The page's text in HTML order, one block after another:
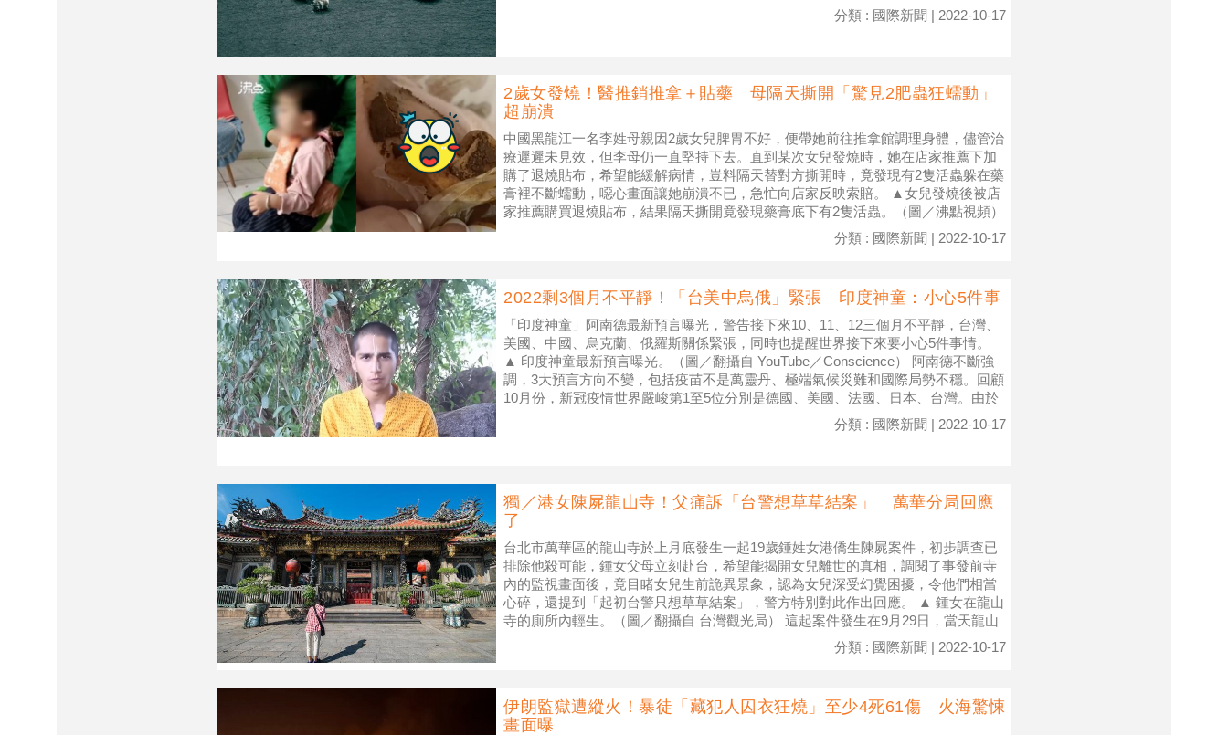
分類 : 國際新聞 | 2022-10-17
2歲女發燒！醫推銷推拿＋貼藥 母隔天撕開「驚見2肥蟲狂蠕動」
超崩潰
中國黑龍江一名李姓母親因2歲女兒脾胃不好，便帶她前往推拿館調理身體，儘管治
療遲遲未見效，但李母仍一直堅持下去。直到某次女兒發燒時，她在店家推薦下加
購了退燒貼布，希望能緩解病情，豈料隔天替對方撕開時，竟發現有2隻活蟲躲在藥
膏裡不斷蠕動，噁心畫面讓她崩潰不已，急忙向店家反映索賠。 ▲女兒發燒後被店
家推薦購買退燒貼布，結果隔天撕開竟發現藥膏底下有2隻活蟲。（圖／沸點視頻）
分類 : 國際新聞 | 2022-10-17
2022剩3個月不平靜！「台美中烏俄」緊張 印度神童：小心5件事
「印度神童」阿南德最新預言曝光，警告接下來10、11、12三個月不平靜，台灣、
美國、中國、烏克蘭、俄羅斯關係緊張，同時也提醒世界接下來要小心5件事情。
▲ 印度神童最新預言曝光。（圖／翻攝自 YouTube／Conscience） 阿南德不斷強
調，3大預言方向不變，包括疫苗不是萬靈丹、極端氣候災難和國際局勢不穩。回顧
10月份，新冠疫情世界嚴峻第1至5位分別是德國、美國、法國、日本、台灣。由於
分類 : 國際新聞 | 2022-10-17
獨／港女陳屍龍山寺！父痛訴「台警想草草結案」 萬華分局回應
了
台北市萬華區的龍山寺於上月底發生一起19歲鍾姓女港僑生陳屍案件，初步調查已
排除他殺可能，鍾女父母立刻赴台，希望能揭開女兒離世的真相，調閱了事發前寺
內的監視畫面後，竟目睹女兒生前詭異景象，認為女兒深受幻覺困擾，令他們相當
心碎，還提到「起初台警只想草草結案」，警方特別對此作出回應。 ▲ 鍾女在龍山
寺的廁所內輕生。（圖／翻攝自 台灣觀光局） 這起案件發生在9月29日，當天龍山
分類 : 國際新聞 | 2022-10-17
伊朗監獄遭縱火！暴徒「藏犯人囚衣狂燒」至少4死61傷 火海驚悚
畫面曝